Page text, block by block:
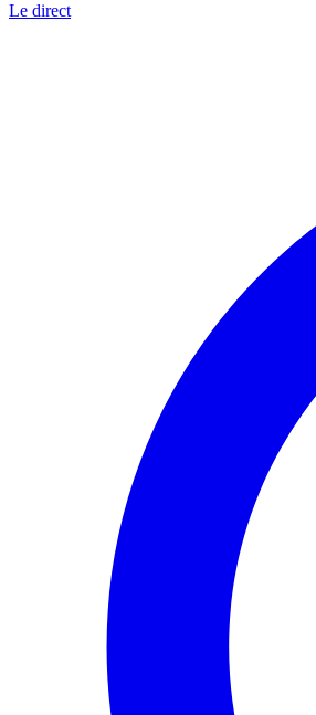
Le direct